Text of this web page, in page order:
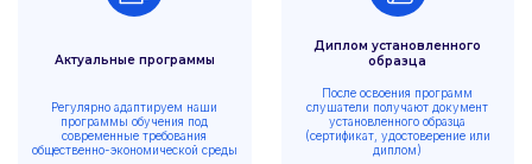
Актуальные программы
Регулярно адаптируем наши
программы обучения под
современные требования
общественно-экономической среды
Диплом установленного
образца
После освоения программ
слушатели получают документ
установленного образца
(сертификат, удостоверение или
диплом)